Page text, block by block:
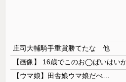
庄司大輔騎手重賞勝てたな 他
【ウマ娘】田舎娘ウマ娘だべ…